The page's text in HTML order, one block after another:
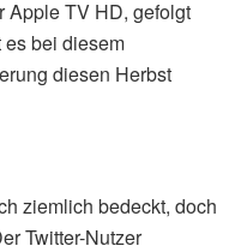
Apple TV HD, gefolgt
bei diesem
diesen Herbst
ziemlich bedeckt, doch
Twitter-Nutzer